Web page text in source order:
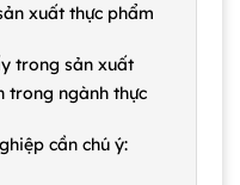
xuất thực phẩm
trong sản xuất
trong ngành thực
cần chú ý: